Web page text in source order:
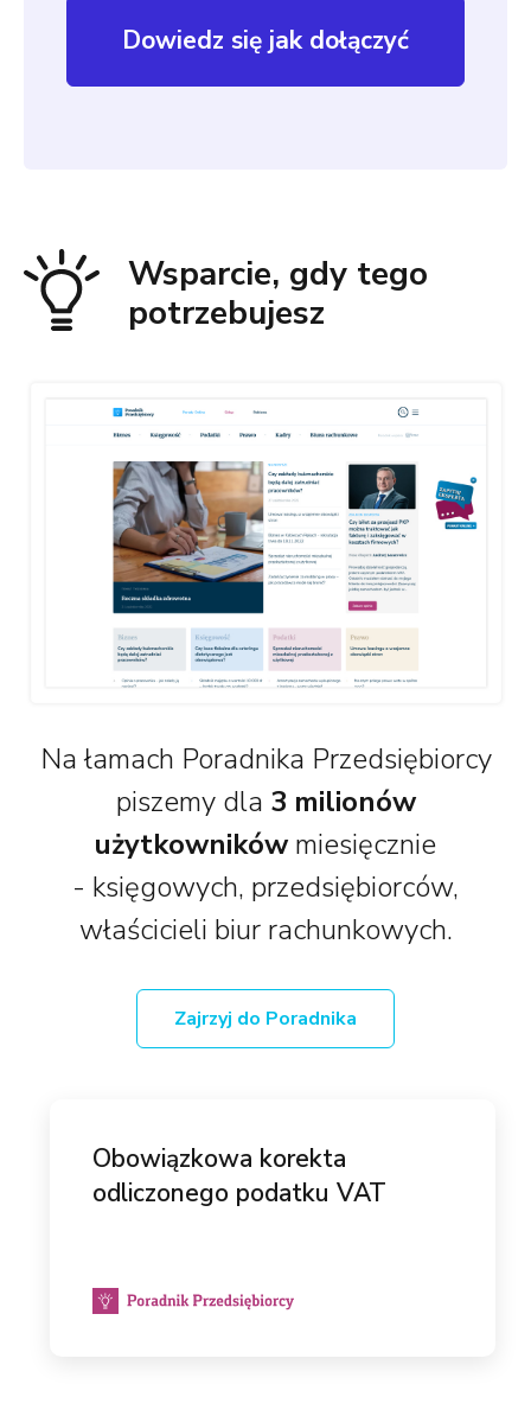
Dowiedz się jak dołączyć
Wsparcie, gdy tego
potrzebujesz
Na łamach Poradnika Przedsiębiorcy
piszemy dla 3 milionów
użytkownikówmiesięcznie
- księgowych, przedsiębiorców,
właścicieli biur rachunkowych.
Zajrzyj do Poradnika
Obowiązkowa korekta
odliczonego podatku VAT